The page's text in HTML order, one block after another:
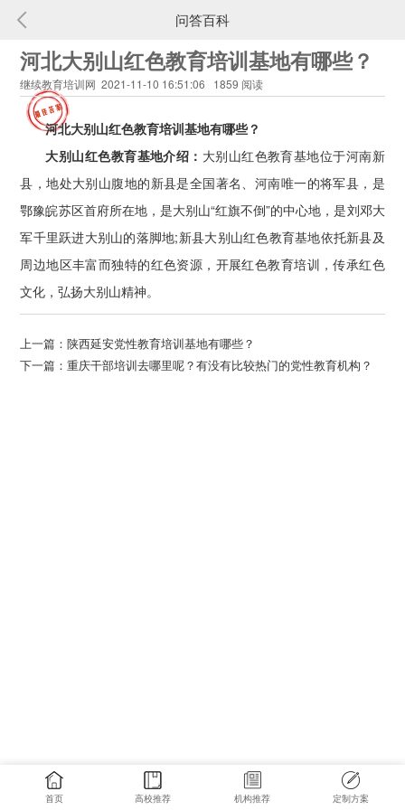
问答百科
河北大别山红色教育培训基地有哪些？
继续教育培训网 2021-11-10 16:51:06 1859 阅读
河北大别山红色教育培训基地有哪些？
大别山红色教育基地介绍： 大别山红色教育基地位于河南新
县，地处大别山腹地的新县是全国著名、河南唯一的将军县，是
鄂豫皖苏区首府所在地，是大别山“红旗不倒”的中心地，是刘邓大
军千里跃进大别山的落脚地;新县大别山红色教育基地依托新县及
周边地区丰富而独特的红色资源，开展红色教育培训，传承红色
文化，弘扬大别山精神。
上一篇：陕西延安党性教育培训基地有哪些？
下一篇：重庆干部培训去哪里呢？有没有比较热门的党性教育机构？
首页 高校推荐 机构推荐 定制方案